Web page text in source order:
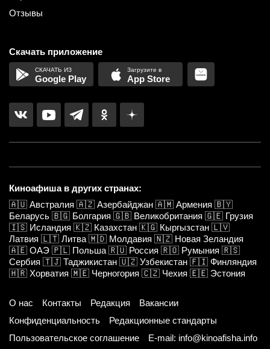
Отзывы
Скачать приложение
Google Play App Store
Киноафиша в других странах:
🇦🇺 Австралия 🇦🇿 Азербайджан 🇦🇲 Армения 🇧🇾
Беларусь 🇧🇬 Болгария 🇬🇧 Великобритания 🇬🇪 Грузия
🇮🇸 Исландия 🇰🇿 Казахстан 🇰🇬 Кыргызстан 🇱🇻
Латвия 🇱🇹 Литва 🇲🇩 Молдавия 🇳🇿 Новая Зеландия
🇦🇪 ОАЭ 🇵🇱 Польша 🇷🇺 Россия 🇷🇴 Румыния 🇷🇸
Сербия 🇹🇯 Таджикистан 🇺🇿 Узбекистан 🇫🇮 Финляндия
🇭🇷 Хорватия 🇲🇪 Черногория 🇨🇿 Чехия 🇪🇪 Эстония
О нас Контакты Редакция
Вакансии
Конфиденциальность
Редакционные стандарты
Пользовательское соглашение
E-mail: info@kinoafisha.info